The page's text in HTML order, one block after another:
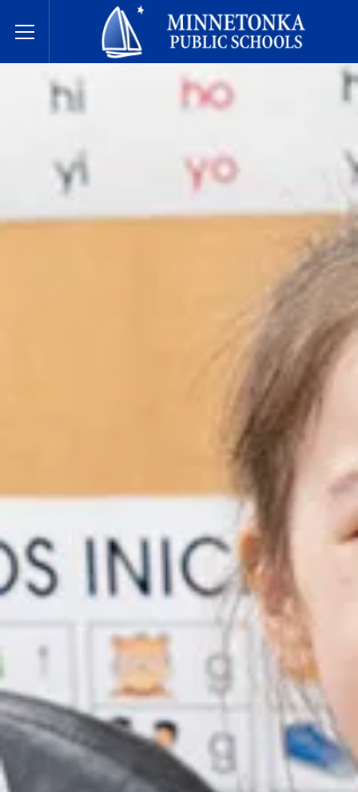
Toggle Menu
Державні школи Міннетонки